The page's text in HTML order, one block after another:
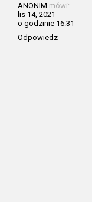
ANONIM mówi:
lis 14, 2021
o godzinie 16:31
Odpowiedz